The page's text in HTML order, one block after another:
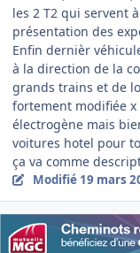
les 2 T2 qui servent
présentation des
Enfin dernièr
à la direction de la
grands trains et de
fortement modifiée
électrogène mais
voitures hotel pour
ça va comme
Modifié 19 mars